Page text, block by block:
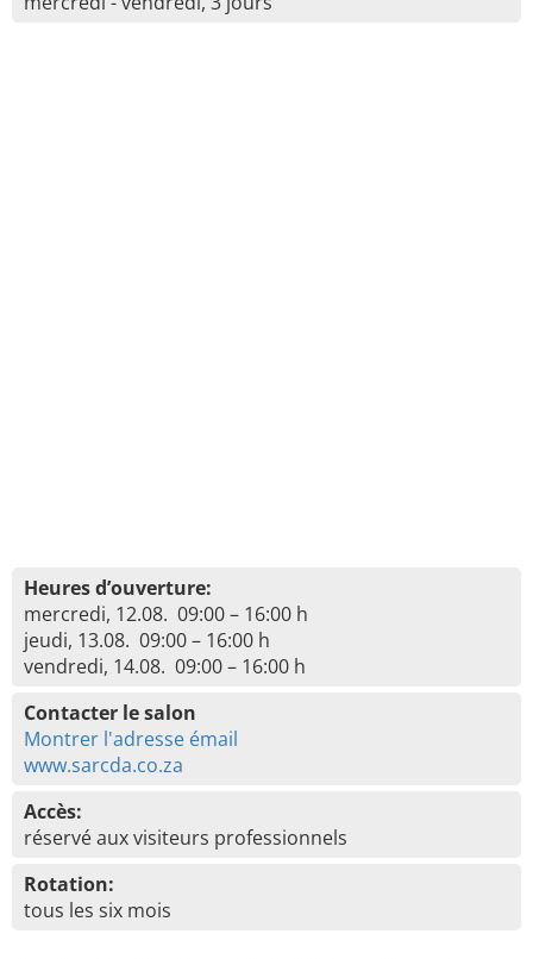
Heures d’ouverture:
mercredi, 12.08. 09:00 – 16:00 h
jeudi, 13.08. 09:00 – 16:00 h
vendredi, 14.08. 09:00 – 16:00 h
Contacter le salon
Montrer l'adresse émail
www.sarcda.co.za
Accès:
réservé aux visiteurs professionnels
Rotation:
tous les six mois